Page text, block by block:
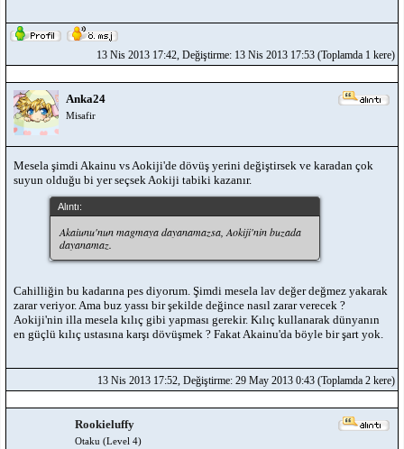
13 Nis 2013 17:42, Değiştirme: 13 Nis 2013 17:53 (Toplamda 1 kere)
Anka24
Misafir
Mesela şimdi Akainu vs Aokiji'de dövüş yerini değiştirsek ve karadan çok
suyun olduğu bi yer seçsek Aokiji tabiki kazanır.
Alıntı:
Akaiunu'nun magmaya dayanamazsa, Aokiji'nin buzada
dayanamaz.
Cahilliğin bu kadarına pes diyorum. Şimdi mesela lav değer değmez yakarak
zarar veriyor. Ama buz yassı bir şekilde değince nasıl zarar verecek ?
Aokiji'nin illa mesela kılıç gibi yapması gerekir. Kılıç kullanarak dünyanın
en güçlü kılıç ustasına karşı dövüşmek ? Fakat Akainu'da böyle bir şart yok.
13 Nis 2013 17:52, Değiştirme: 29 May 2013 0:43 (Toplamda 2 kere)
Rookieluffy
Otaku (Level 4)